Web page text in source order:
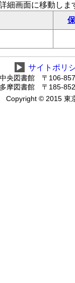
細画面に移動しま
▶ サイトポリ
央図書館 〒106-
摩図書館 〒185-
Copyright © 2015 東